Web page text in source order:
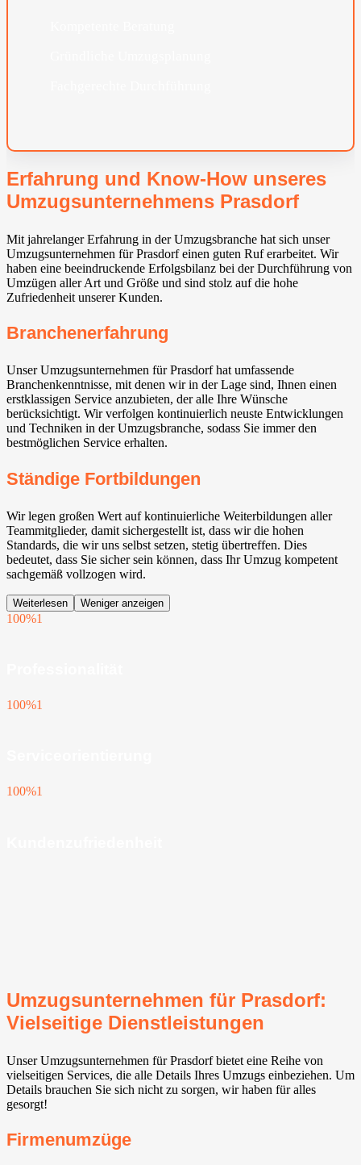
Erfahrung und Know-How unseres
Umzugsunternehmens Prasdorf
Mit jahrelanger Erfahrung in der Umzugsbranche hat sich unser
Umzugsunternehmen für Prasdorf einen guten Ruf erarbeitet. Wir
haben eine beeindruckende Erfolgsbilanz bei der Durchführung von
Umzügen aller Art und Größe und sind stolz auf die hohe
Zufriedenheit unserer Kunden.
Branchenerfahrung
Unser Umzugsunternehmen für Prasdorf hat umfassende
Branchenkenntnisse, mit denen wir in der Lage sind, Ihnen einen
erstklassigen Service anzubieten, der alle Ihre Wünsche
berücksichtigt. Wir verfolgen kontinuierlich neuste Entwicklungen
und Techniken in der Umzugsbranche, sodass Sie immer den
bestmöglichen Service erhalten.
Ständige Fortbildungen
Wir legen großen Wert auf kontinuierliche Weiterbildungen aller
Teammitglieder, damit sichergestellt ist, dass wir die hohen
Standards, die wir uns selbst setzen, stetig übertreffen. Dies
bedeutet, dass Sie sicher sein können, dass Ihr Umzug kompetent
sachgemäß vollzogen wird.
Weiterlesen Weniger anzeigen
100%1
100%1
100%1
Umzugsunternehmen für Prasdorf:
Vielseitige Dienstleistungen
Unser Umzugsunternehmen für Prasdorf bietet eine Reihe von
vielseitigen Services, die alle Details Ihres Umzugs einbeziehen. Um
Details brauchen Sie sich nicht zu sorgen, wir haben für alles
gesorgt!
Firmenumzüge